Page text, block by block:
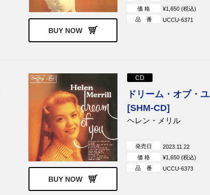
BUY NOW
価 格
¥1,650 (税込)
品 番
UCCU-6371
BUY NOW
CD
ドリーム・オブ・
[SHM-CD]
ヘレン・メリル
発売日
2023.11.22
価 格
¥1,650 (税込)
品 番
UCCU-6373